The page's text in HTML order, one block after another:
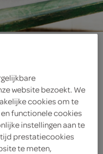
en
website bezoekt. We
cookies om te
functionele cookies
instellingen aan te
prestatiecookies
te meten,